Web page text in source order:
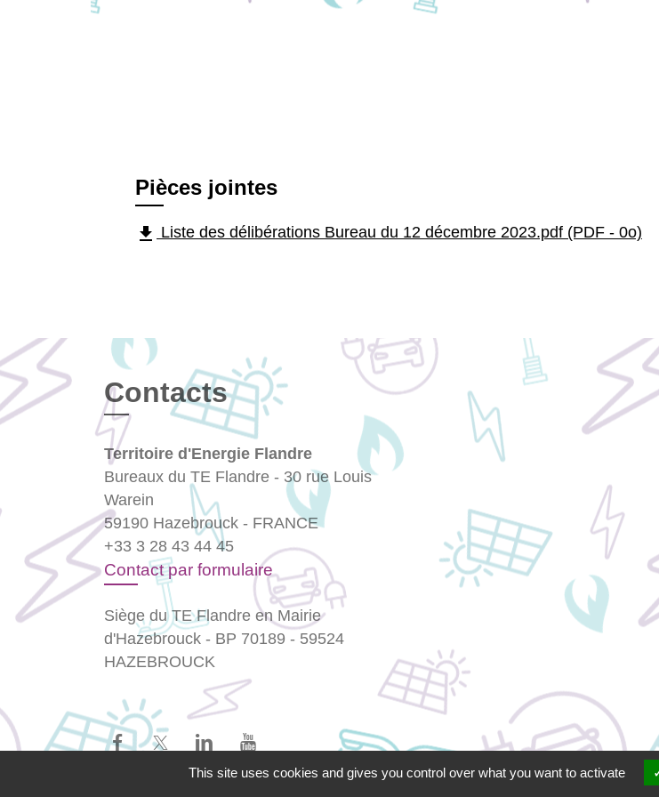
Pièces jointes
file_download Liste des délibérations Bureau du 12 décembre 2023.pdf (PDF - 0o)
Contacts
Territoire d'Energie Flandre
Bureaux du TE Flandre - 30 rue Louis
Warein
59190 Hazebrouck - FRANCE
+33 3 28 43 44 45
Contact par formulaire
Siège du TE Flandre en Mairie
d'Hazebrouck - BP 70189 - 59524
HAZEBROUCK
Politique de confidentialité Accessibilité -
This site uses cookies and gives you control over what you want to activate